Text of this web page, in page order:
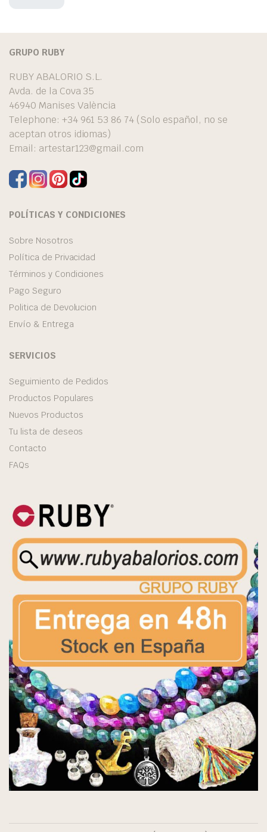
GRUPO RUBY
RUBY ABALORIO S.L.
Avda. de la Cova 35
46940 Manises València
Telephone: +34 961 53 86 74 (Solo español, no se
aceptan otros idiomas)
Email: artestar123@gmail.com
POLÍTICAS Y CONDICIONES
Sobre Nosotros
Política de Privacidad
Términos y Condiciones
Pago Seguro
Politica de Devolucion
Envío & Entrega
SERVICIOS
Seguimiento de Pedidos
Productos Populares
Nuevos Productos
Tu lista de deseos
Contacto
FAQs